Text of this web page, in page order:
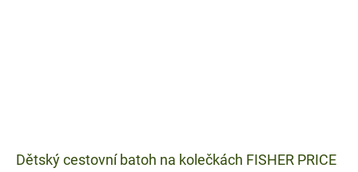
Dětský cestovní batoh na kolečkách FISHER PRICE